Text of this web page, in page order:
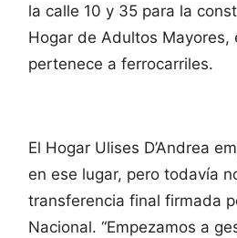
la calle 10 y 35 para la
Hogar de Adultos Mayores,
pertenece a ferrocarriles.
El Hogar Ulises D’Andrea
en ese lugar, pero todavía
transferencia final firmada
Nacional. “Empezamos a